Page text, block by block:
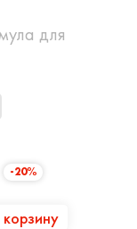
для
-20%
корзину